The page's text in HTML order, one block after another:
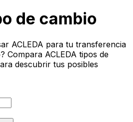
de cambio
ACLEDA para tu transferencia
Compara ACLEDA tipos de
descubrir tus posibles